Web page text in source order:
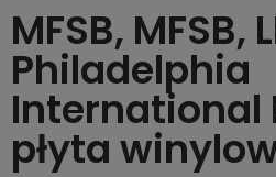
MFSB, MFSB,
Philadelphia
International
płyta